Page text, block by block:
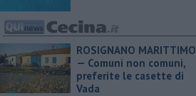
ROSIGNANO MARITTIMO
— Comuni non comuni,
preferite le casette di
Vada